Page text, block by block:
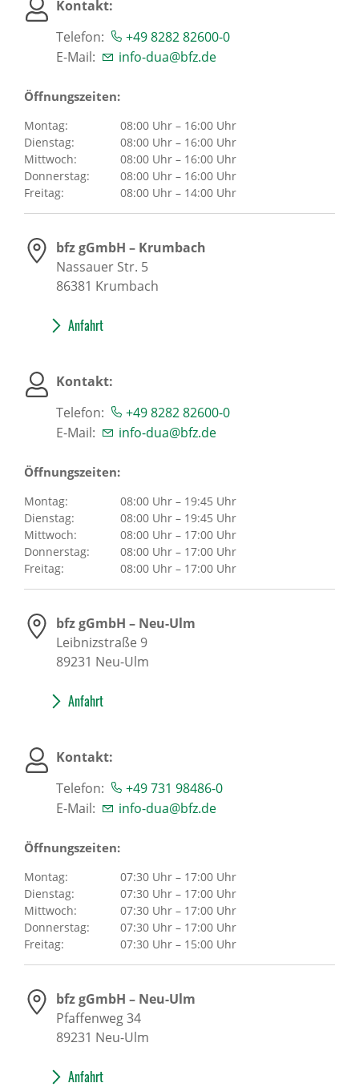
Öffnungszeiten:
Montag:
08:00 Uhr – 16:00 Uhr
Dienstag:
08:00 Uhr – 16:00 Uhr
Mittwoch:
08:00 Uhr – 16:00 Uhr
Donnerstag:
08:00 Uhr – 16:00 Uhr
Freitag:
08:00 Uhr – 14:00 Uhr
Kontakt:
Telefon:
+49 8282 82600-0
E-Mail:
info-dua@bfz.de
bfz gGmbH – Krumbach
Nassauer Str. 5
86381 Krumbach
Anfahrt
Öffnungszeiten:
Montag:
08:00 Uhr – 19:45 Uhr
Dienstag:
08:00 Uhr – 19:45 Uhr
Mittwoch:
08:00 Uhr – 17:00 Uhr
Donnerstag:
08:00 Uhr – 17:00 Uhr
Freitag:
08:00 Uhr – 17:00 Uhr
Kontakt:
Telefon:
+49 8282 82600-0
E-Mail:
info-dua@bfz.de
bfz gGmbH – Neu-Ulm
Leibnizstraße 9
89231 Neu-Ulm
Anfahrt
Öffnungszeiten:
Montag:
07:30 Uhr – 17:00 Uhr
Dienstag:
07:30 Uhr – 17:00 Uhr
Mittwoch:
07:30 Uhr – 17:00 Uhr
Donnerstag:
07:30 Uhr – 17:00 Uhr
Freitag:
07:30 Uhr – 15:00 Uhr
Kontakt:
Telefon:
+49 731 98486-0
E-Mail:
info-dua@bfz.de
bfz gGmbH – Neu-Ulm
Pfaffenweg 34
89231 Neu-Ulm
Anfahrt